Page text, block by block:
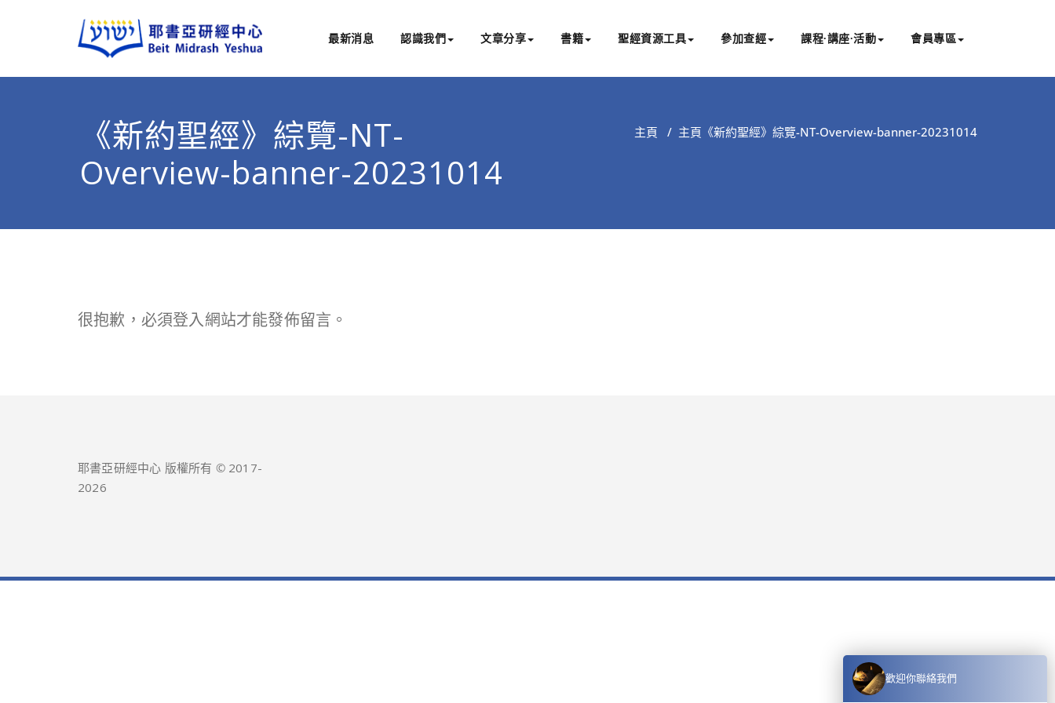
最新消息 認識我們 文章分享 書籍 聖經資源工具 參加查經 課程∙講座∙活動 會員專區
《新約聖經》綜覽-NT-
Overview-banner-20231014
主頁 / 主頁 《新約聖經》綜覽-NT-Overview-banner-20231014
很抱歉，必須登入網站才能發佈留言。
耶書亞研經中心 版權所有 © 2017-
2026
歡迎你聯絡我們